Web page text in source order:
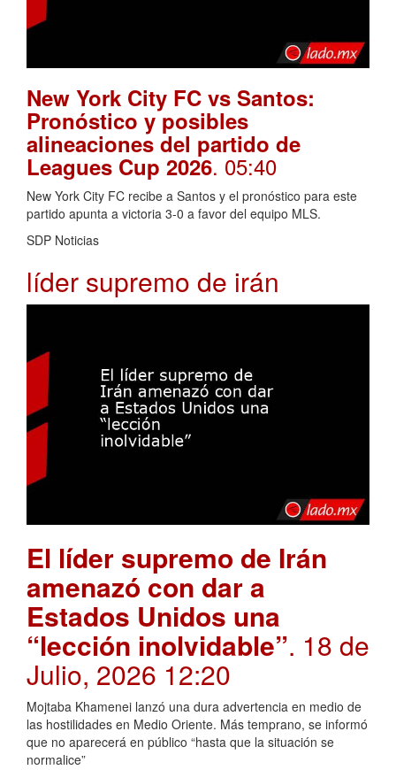
New York City FC vs Santos:
Pronóstico y posibles
alineaciones del partido de
Leagues Cup 2026. 05:40
New York City FC recibe a Santos y el pronóstico para este
partido apunta a victoria 3-0 a favor del equipo MLS.
SDP Noticias
líder supremo de irán
El líder supremo de Irán
amenazó con dar a
Estados Unidos una
“lección inolvidable”. 18 de
Julio, 2026 12:20
Mojtaba Khamenei lanzó una dura advertencia en medio de
las hostilidades en Medio Oriente. Más temprano, se informó
que no aparecerá en público “hasta que la situación se
normalice”